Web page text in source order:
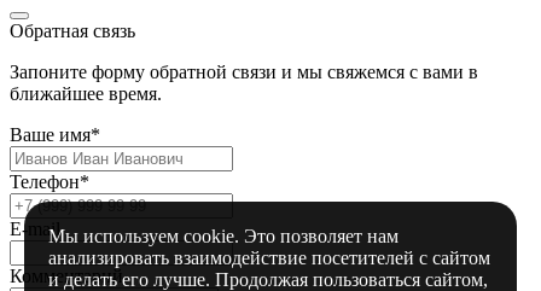
Обратная связь
Запоните форму обратной связи и мы свяжемся с вами в
ближайшее время.
Ваше имя*
Телефон*
E-mail
Комментарий
Мы используем cookie. Это позволяет нам
анализировать взаимодействие посетителей с сайтом
и делать его лучше. Продолжая пользоваться сайтом,